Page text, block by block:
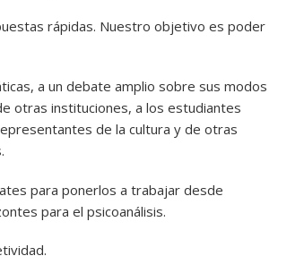
rápidas. Nuestro objetivo es poder
a un debate amplio sobre sus modos
otras instituciones, a los estudiantes
de la cultura y de otras
para ponerlos a trabajar desde
para el psicoanálisis.